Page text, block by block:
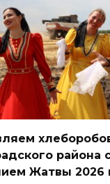
района
Жатвы 2026